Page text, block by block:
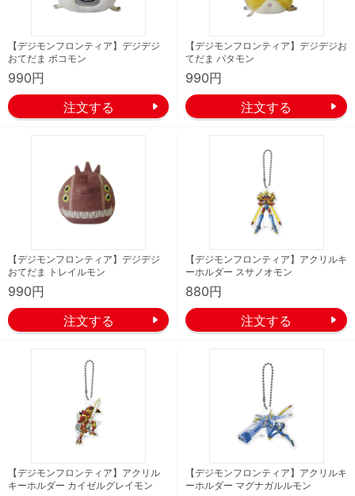
【デジモンフロンティア】デジデジ
おてだま ボコモン
990円
【デジモンフロンティア】デジデジお
てだま パタモン
990円
【デジモンフロンティア】デジデジ
おてだま トレイルモン
990円
【デジモンフロンティア】アクリルキ
ーホルダー スサノオモン
880円
【デジモンフロンティア】アクリル
キーホルダー カイゼルグレイモン
【デジモンフロンティア】アクリルキ
ーホルダー マグナガルルモン